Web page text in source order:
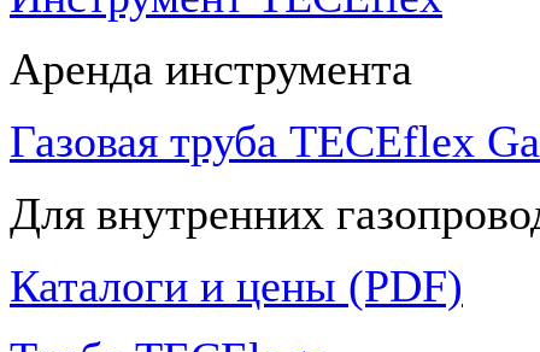
Аренда инструмента
Газовая труба TECEflex
Для внутренних
Каталоги и цены (PDF)